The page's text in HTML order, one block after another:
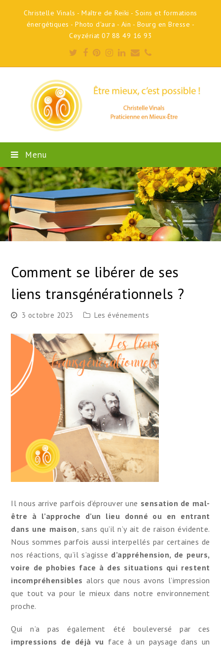
Christelle Vinals - Maître de Reiki - Soins et formations
énergétiques - Photo d'aura - Ain - Bourg en Bresse -
Ceyzériat 07 88 49 16 93
Twitter
Facebook
Pinterest
Instagram
LinkedIn
EmailPhone
Menu
Comment se libérer de ses
liens transgénérationnels ?
3 octobre 2023 Les événements
Il nous arrive parfois d’éprouver une sensation de mal-
être à l’approche d’un lieu donné ou en entrant
dans une maison, sans qu’il n’y ait de raison évidente.
Nous sommes parfois aussi interpellés par certaines de
nos réactions, qu’il s’agisse d’appréhension, de peurs,
voire de phobies face à des situations qui restent
incompréhensibles alors que nous avons l’impression
que tout va pour le mieux dans notre environnement
proche.
Qui n’a pas également été bouleversé par ces
impressions de déjà vu face à un paysage dans un